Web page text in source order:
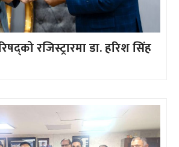
रजिस्ट्रारमा डा. हरिश सिंह